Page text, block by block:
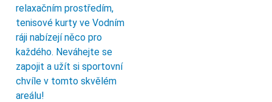
relaxačním prostředím,
tenisové kurty ve Vodním
ráji nabízejí něco pro
každého. Neváhejte se
zapojit a užít si sportovní
chvíle v tomto skvělém
areálu!